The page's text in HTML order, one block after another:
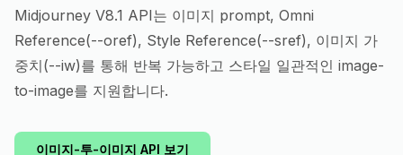
Midjourney V8.1 API는 이미지 prompt, Omni
Reference(--oref), Style Reference(--sref), 이미지 가
중치(--iw)를 통해 반복 가능하고 스타일 일관적인 image-
to-image를 지원합니다.
이미지-투-이미지 API 보기